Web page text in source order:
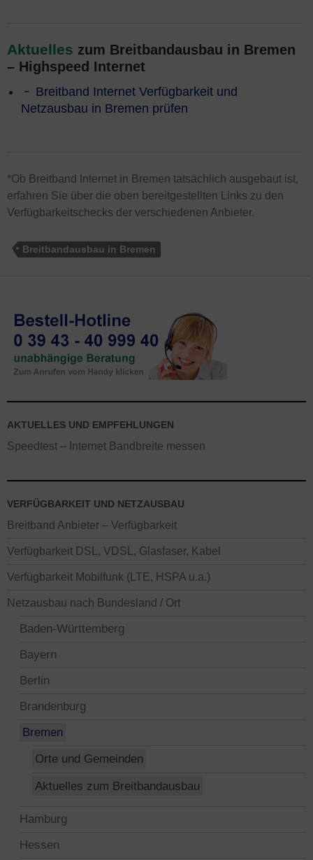
Aktuelles zum Breitbandausbau in Bremen
– Highspeed Internet
Breitband Internet Verfügbarkeit und
Netzausbau in Bremen prüfen
*Ob Breitband Internet in Bremen tatsächlich ausgebaut ist,
erfahren Sie über die oben bereitgestellten Links zu den
Verfügbarkeitschecks der verschiedenen Anbieter.
Breitbandausbau in Bremen
AKTUELLES UND EMPFEHLUNGEN
Speedtest – Internet Bandbreite messen
VERFÜGBARKEIT UND NETZAUSBAU
Breitband Anbieter – Verfügbarkeit
Verfügbarkeit DSL, VDSL, Glasfaser, Kabel
Verfügbarkeit Mobilfunk (LTE, HSPA u.a.)
Netzausbau nach Bundesland / Ort
Baden-Württemberg
Bayern
Berlin
Brandenburg
Bremen
Orte und Gemeinden
Aktuelles zum Breitbandausbau
Hamburg
Hessen